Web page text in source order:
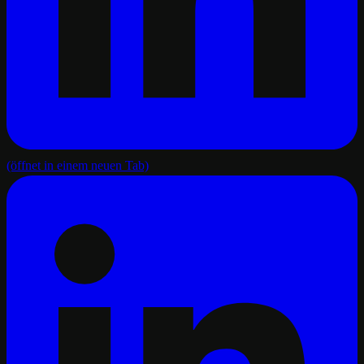
(öffnet in einem neuen Tab)